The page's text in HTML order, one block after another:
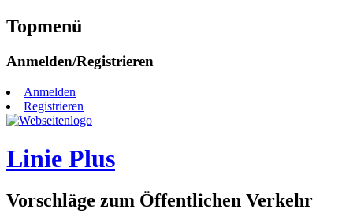
Topmenü
Zum
springen
Anmelden/Registrieren
Anmelden
Registrieren
Linie Plus
Vorschläge zum Öffentlichen Verkehr